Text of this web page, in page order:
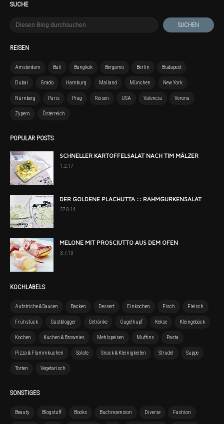
SUCHE
REISEN
Amsterdam Bali Bangkok Bergamo Berlin Budapest
Dubai Grado Hamburg Mailand München New York
Nürnberg Paris Prag Reisen USA Valencia Verona
Zypern Österreich
POPULAR POSTS
SCHNELLER KARTOFFELSALAT NACH TIM MÄLZER
1.2.17
DER GOLDENE PLACHUTTA :: RAHMGURKENSALAT
27.8.14
MELONE MIT PROSCIUTTO AUS DEM OFEN
3.7.13
KOCHLABELS
Aufstriche & Saucen Backen Dessert Einkochen Fisch Fleisch
Frühstück Gastblogger Getränke Gugelhupf Kekse Kleingebäck
Kochen Kuchen & Brownies Mehlspeisen Muffins Pasta
Pizza & Flammkuchen Salate Snack & Kleinigkeiten Strudel Suppe
Torten Vegetarisch
SONSTIGES
Beauty Blogstuff Books Buchrezension Diverse Fashion